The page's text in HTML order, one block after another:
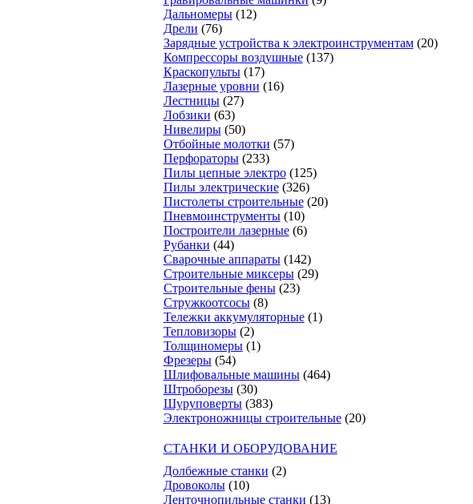
Дальномеры (12)
Дрели (76)
Зарядные устройства к электроинструментам (20)
Компрессоры воздушные (137)
Краскопульты (17)
Лазерные уровни (16)
Лестницы (27)
Лобзики (63)
Нивелиры (50)
Отбойные молотки (57)
Перфораторы (233)
Пилы цепные электро (125)
Пилы электрические (326)
Пистолеты строительные (20)
Пневмоинструменты (10)
Построители лазерные (6)
Рубанки (44)
Сварочные аппараты (142)
Строительные миксеры (29)
Строительные фены (23)
Стружкоотсосы (8)
Тележки аккумуляторные (1)
Тепловизоры (2)
Толщиномеры (1)
Фрезеры (54)
Шлифовальные машины (464)
Штроборезы (30)
Шуруповерты (383)
Электроножницы строительные (20)
СТАНКИ И ОБОРУДОВАНИЕ
Долбежные станки (2)
Дровоколы (10)
Ленточнопильные станки (13)